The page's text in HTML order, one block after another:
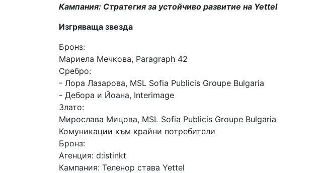
Кампания: Стратегия за устойчиво развитие на Yettel
Изгряваща звезда
Бронз:
Мариела Мечкова, Paragraph 42
Сребро:
- Лора Лазарова, MSL Sofia Publicis Groupe Bulgaria
- Дебора и Йоана, Interimage
Злато:
Мирослава Мицова, MSL Sofia Publicis Groupe Bulgaria
Комуникации към крайни потребители
Бронз:
Агенция: d:istinkt
Кампания: Теленор става Yettel